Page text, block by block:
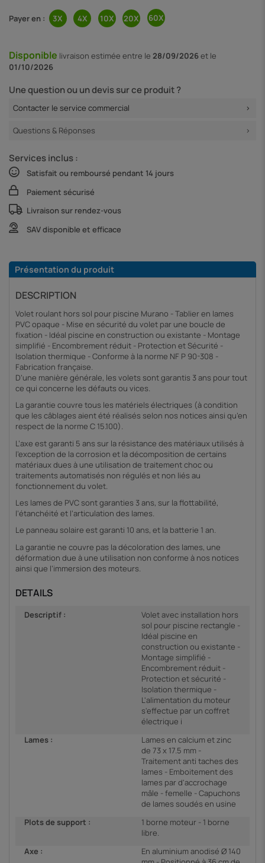
Payer en :
Disponible livraison estimée entre le 28/09/2026et le
01/10/2026
Une question ou un devis sur ce produit ?
Contacter le service commercial
Questions & Réponses
Services inclus :
Satisfait ou remboursé pendant 14 jours
Paiement sécurisé
Livraison sur rendez-vous
SAV disponible et efficace
Présentation du produit
DESCRIPTION
Volet roulant hors sol pour piscine Murano - Tablier en lames
PVC opaque - Mise en sécurité du volet par une boucle de
fixation - Idéal piscine en construction ou existante - Montage
simplifié - Encombrement réduit - Protection et Sécurité -
Isolation thermique - Conforme à la norme NF P 90-308 -
Fabrication française.
D’une manière générale, les volets sont garantis 3 ans pour tout
ce qui concerne les défauts ou vices.
La garantie couvre tous les matériels électriques (à condition
que les câblages aient été réalisés selon nos notices ainsi qu’en
respect de la norme C 15.100).
L’axe est garanti 5 ans sur la résistance des matériaux utilisés à
l’exception de la corrosion et la décomposition de certains
matériaux dues à une utilisation de traitement choc ou
traitements automatisés non régulés et non liés au
fonctionnement du volet.
Les lames de PVC sont garanties 3 ans, sur la flottabilité,
l’étanchéité et l’articulation des lames.
Le panneau solaire est garanti 10 ans, et la batterie 1 an.
La garantie ne couvre pas la décoloration des lames, une
déformation due à une utilisation non conforme à nos notices
ainsi que l’immersion des moteurs.
DETAILS
Descriptif :
Volet avec installation hors
sol pour piscine rectangle -
Idéal piscine en
construction ou existante -
Montage simplifié -
Encombrement réduit -
Protection et sécurité -
Isolation thermique -
L'alimentation du moteur
s'effectue par un coffret
électrique i
Lames :
Lames en calcium et zinc
de 73 x 17.5 mm -
Traitement anti taches des
lames - Emboitement des
lames par d'accrochage
mâle - femelle - Capuchons
de lames soudés en usine
Plots de support :
1 borne moteur - 1 borne
libre.
Axe :
En aluminium anodisé Ø 140